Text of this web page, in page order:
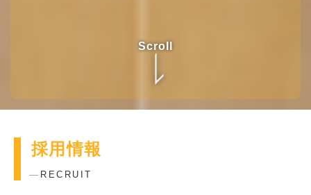
Scroll
採用情報
RECRUIT